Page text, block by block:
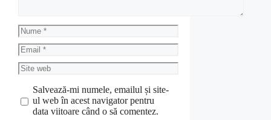
Nume
Email
Site
web
Salvează-mi numele, emailul și site-
ul web în acest navigator pentru
data viitoare când o să comentez.